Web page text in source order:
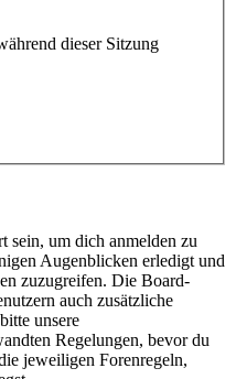
dieser Sitzung
sein, um dich anmelden zu
Augenblicken erledigt und
zuzugreifen. Die Board-
auch zusätzliche
unsere
Regelungen, bevor du
jeweiligen Forenregeln,